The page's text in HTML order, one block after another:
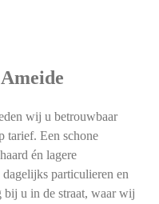
wij u betrouwbaar
tarief. Een schone
én lagere
particulieren en
u in de straat, waar wij